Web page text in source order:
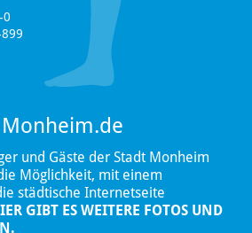
0
und Gäste der Stadt Monheim
Möglichkeit, mit einem
städtische Internetseite
GIBT ES WEITERE FOTOS UND